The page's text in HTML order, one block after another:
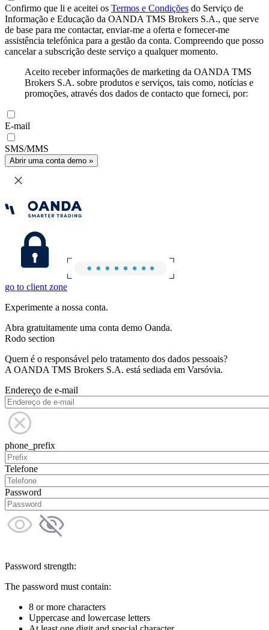
Confirmo que li e aceitei os Termos e Condições do Serviço de
Informação e Educação da OANDA TMS Brokers S.A., que serve
de base para me contactar, enviar-me a oferta e fornecer-me
assistência telefónica para a gestão da conta. Compreendo que posso
cancelar a subscrição deste serviço a qualquer momento.
Aceito receber informações de marketing da OANDA TMS
Brokers S.A. sobre produtos e serviços, tais como, notícias e
promoções, através dos dados de contacto que forneci, por:
E-mail
SMS/MMS
Abrir uma conta demo »
go to client zone
Experimente a nossa conta.
Abra gratuitamente uma conta demo Oanda.
Rodo section
Quem é o responsável pelo tratamento dos dados pessoais?
A OANDA TMS Brokers S.A. está sediada em Varsóvia.
Endereço de e-mail
phone_prefix
Telefone
Password
Password strength:
The password must contain:
8 or more characters
Uppercase and lowercase letters